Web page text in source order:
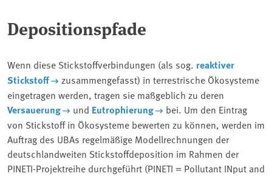
Depositionspfade
Wenn diese Stickstoffverbindungen (als sog. reaktiver
Stickstoff
zusammengefasst) in terrestrische Ökosysteme
eingetragen werden, tragen sie maßgeblich zu deren
Versauerung und Eutrophierung
bei. Um den Eintrag
von Stickstoff in Ökosysteme bewerten zu können, werden im
Auftrag des UBAs regelmäßige Modellrechnungen der
deutschlandweiten Stickstoffdeposition im Rahmen der
PINETI-Projektreihe durchgeführt (PINETI = Pollutant INput and